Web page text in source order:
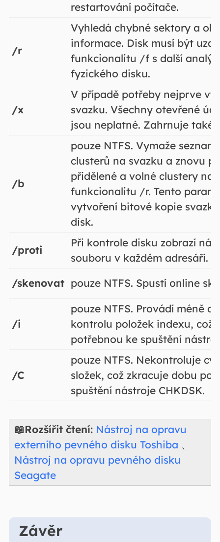
restartování počítače.
/r
Vyhledá chybné sektory a
informace. Disk musí být
funkcionalitu /f s další
fyzického disku.
/x
V případě potřeby nejprve
svazku. Všechny otevřené
jsou neplatné. Zahrnuje
/b
pouze NTFS. Vymaže
clusterů na svazku a znovu
přidělené a volné clustery na
funkcionalitu /r. Tento
vytvoření bitové kopie
disk.
/proti
Při kontrole disku zobrazí
souboru v každém adresáři.
/skenovat pouze NTFS. Spustí online
/i
pouze NTFS. Provádí méně
kontrolu položek indexu, což
potřebnou ke spuštění
/C
pouze NTFS. Nekontroluje
složek, což zkracuje dobu
spuštění nástroje CHKDSK.
📖Rozšířit čtení: Nástroj na opravu
externího pevného disku Toshiba 、
Nástroj na opravu pevného disku
Seagate
Závěr